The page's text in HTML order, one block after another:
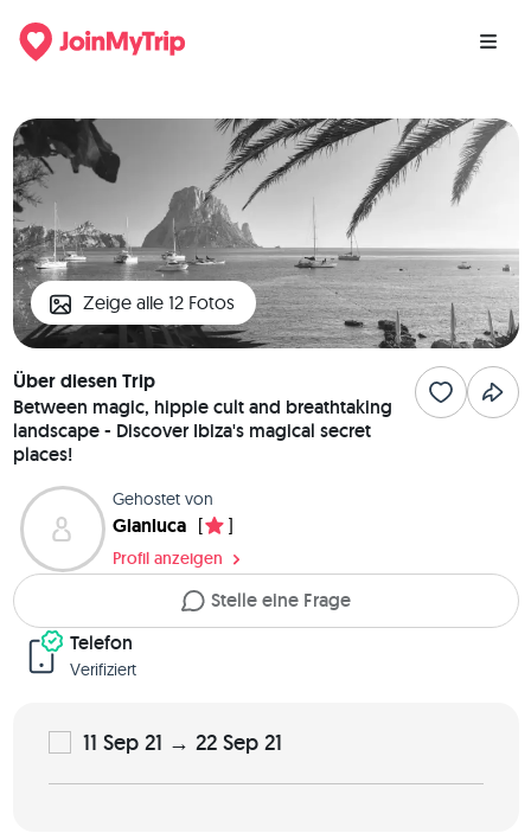
Zeige alle 12 Fotos
Über diesen Trip
Between magic, hippie cult and breathtaking
landscape - Discover Ibiza's magical secret
places!
Gehostet von
Gianluca [ ]
Profil anzeigen
Stelle eine Frage
Telefon
Verifiziert
11 Sep 21 → 22 Sep 21